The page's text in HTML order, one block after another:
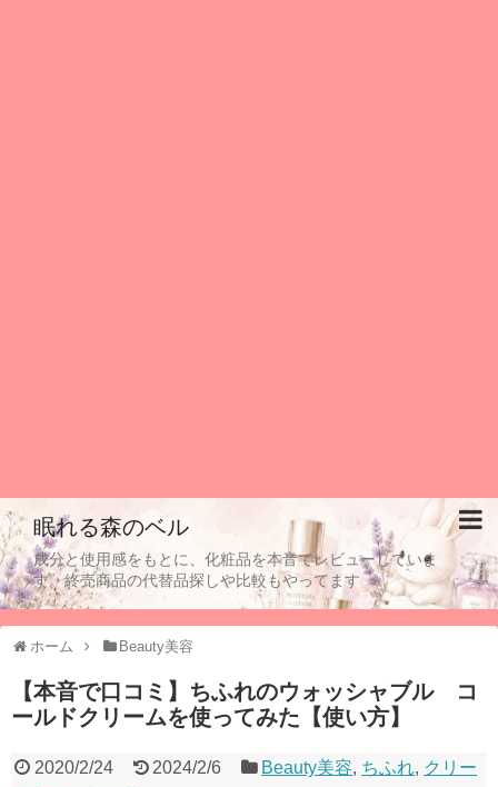
眠れる森のベル
成分と使用感をもとに、化粧品を本音でレビューしていま
す。終売商品の代替品探しや比較もやってます
ホーム Beauty美容
【本音で口コミ】ちふれのウォッシャブル コ
ールドクリームを使ってみた【使い方】
2020/2/24 2024/2/6 Beauty美容, ちふれ, クリー